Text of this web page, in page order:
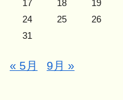
17 18 19
24
25 26
31
« 5月 9月 »